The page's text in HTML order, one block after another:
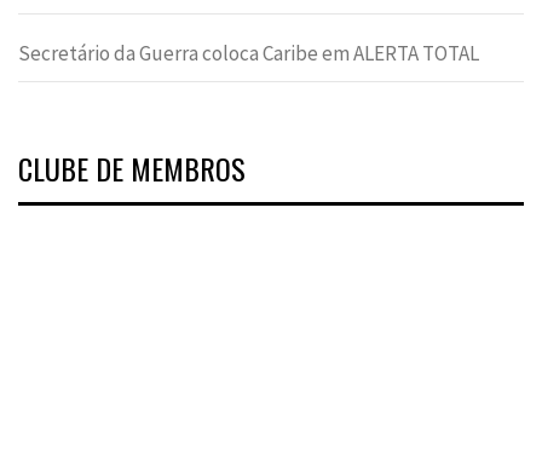
Secretário da Guerra coloca Caribe em ALERTA TOTAL
CLUBE DE MEMBROS